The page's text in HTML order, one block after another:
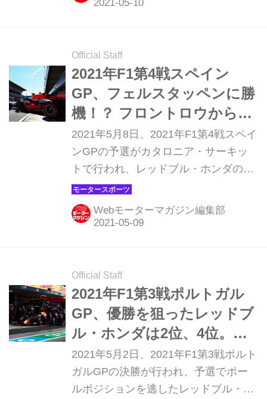
はどういうことだったのか。レースを
振り返ってみよう。
Official Staff
2021年F1第4戦スペイン
GP、フェルスタッペンに勝
機！？ フロントロウからの
スタートに期待【モーター
スポーツ】
2021年5月8日、2021年F1第4戦スペイ
ンGPの予選がカタロニア・サーキッ
トで行われ、レッドブル・ホンダのマ
ックス・フェルスタッペンはポールポ
ジションを逃したものの、メルセデス
と互角の速さを見せて2番手につけ
った。ただ、チームメイトのセルジ
オ・ペレスは8番手スタートとなった
のが気になるところ。レッドブル・ホ
ンダは決勝レースをどう戦うのだろう
か。
Webモーターマガジン編集部
Official Staff
2021年F1第3戦ポルトガル
GP、優勝を狙ったレッドブ
ル・ホンダは2位、4位。メ
ルセデスとどこに差が？
【モータースポーツ】
2021年5月2日、2021年F1第3戦ポルト
ガルGPの決勝が行われ、予選でポー
ルポジションを逃したレッドブル・ホ